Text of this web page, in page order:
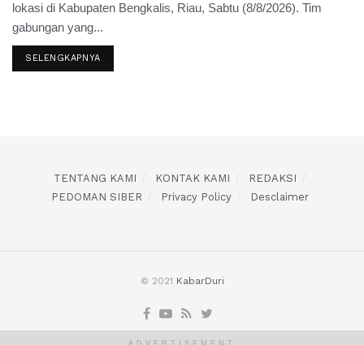
lokasi di Kabupaten Bengkalis, Riau, Sabtu (8/8/2026). Tim
gabungan yang...
SELENGKAPNYA
TENTANG KAMI KONTAK KAMI
REDAKSI
PEDOMAN SIBER
Privacy Policy Desclaimer
© 2021 KabarDuri
ADVERTISEMENT